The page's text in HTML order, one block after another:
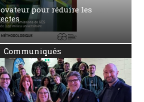
pour réduire les
Communiqués